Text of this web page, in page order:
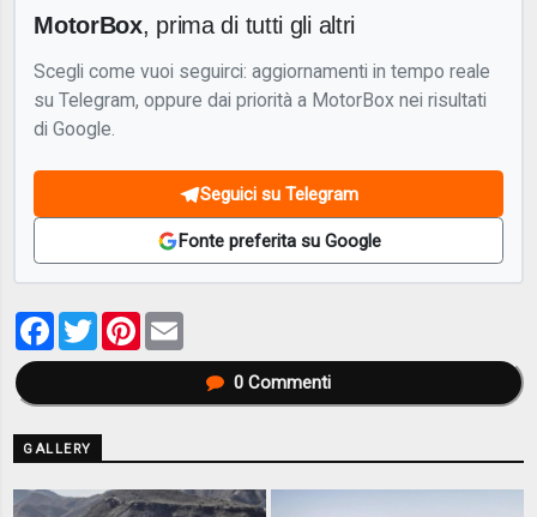
MotorBox, prima di tutti gli altri
Scegli come vuoi seguirci: aggiornamenti in tempo reale
su Telegram, oppure dai priorità a MotorBox nei risultati
di Google.
Seguici su Telegram
Fonte preferita su Google
Facebook
TwitterPinterest
0Commenti
GALLERY